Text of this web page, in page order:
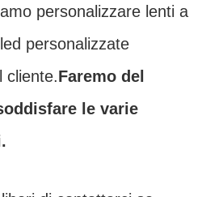
personalizzare lenti a
personalizzate
cliente.Faremo del
le varie